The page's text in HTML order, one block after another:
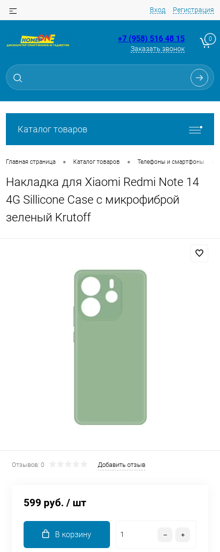
Вход Регистрация
+7 (958) 516 48 15
Заказать звонок
0
Каталог товаров
Главная страница • Каталог товаров • Телефоны и смартфоны
Накладка для Xiaomi Redmi Note 14
4G Sillicone Case с микрофиброй
зеленый Krutoff
Отзывов: 0 Добавить отзыв
599 руб. / шт
В корзину
Для клиентов всех банков
Разбейте
без переплат
Сегодня
Добавляйте товары
Оплачивайте сегодня только
% картой любого банка
Получайте товар
об оплате Плайтом
недели
Остались вопросы?
plait.ru